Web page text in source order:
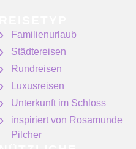
Familienurlaub
Städtereisen
Rundreisen
Luxusreisen
Unterkunft im Schloss
inspiriert von Rosamunde
Pilcher